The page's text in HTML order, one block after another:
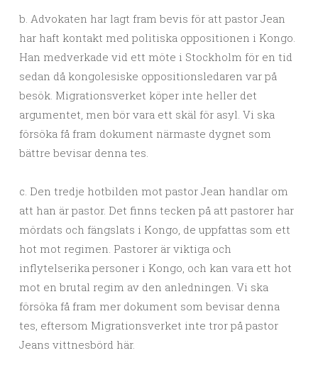
b. Advokaten har lagt fram bevis för att pastor Jean
har haft kontakt med politiska oppositionen i Kongo.
Han medverkade vid ett möte i Stockholm för en tid
sedan då kongolesiske oppositionsledaren var på
besök. Migrationsverket köper inte heller det
argumentet, men bör vara ett skäl för asyl. Vi ska
försöka få fram dokument närmaste dygnet som
bättre bevisar denna tes.
c. Den tredje hotbilden mot pastor Jean handlar om
att han är pastor. Det finns tecken på att pastorer har
mördats och fängslats i Kongo, de uppfattas som ett
hot mot regimen. Pastorer är viktiga och
inflytelserika personer i Kongo, och kan vara ett hot
mot en brutal regim av den anledningen. Vi ska
försöka få fram mer dokument som bevisar denna
tes, eftersom Migrationsverket inte tror på pastor
Jeans vittnesbörd här.